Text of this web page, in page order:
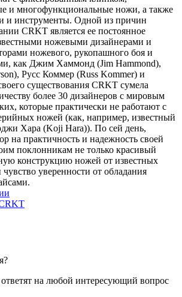
и многофункциональные ножи, а также
и инструменты. Одной из причин
CRKT является ее постоянное
ножевыми дизайнерами и
ножевого, рукопашного боя и
как Джим Хаммонд (Jim Hammond),
Русс Коммер (Russ Kommer) и
существования CRKT сумела
более 30 дизайнеров с мировым
которые практически не работают с
ножей (как, например, известный
Хара (Koji Hara)). По сей день,
на практичность и надежность своей
поклонникам не только красивый
конструкцию ножей от известных
уверенности от обладания
на любой интересующий вопрос